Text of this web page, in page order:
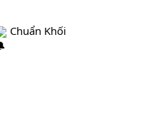
Chuẩn Khối